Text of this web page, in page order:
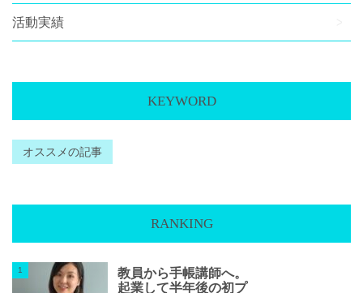
活動実績
KEYWORD
オススメの記事
RANKING
教員から手帳講師へ。
起業して半年後の初プ